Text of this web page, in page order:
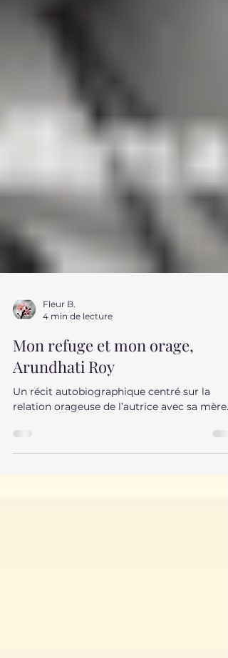
Fleur B.
4 min de lecture
Mon refuge et mon orage,
Arundhati Roy
relation orageuse de l’autrice avec sa mère.